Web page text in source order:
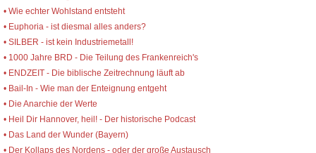
• Wie echter Wohlstand entsteht
• Euphoria - ist diesmal alles anders?
• SILBER - ist kein Industriemetall!
• 1000 Jahre BRD - Die Teilung des Frankenreich's
• ENDZEIT - Die biblische Zeitrechnung läuft ab
• Bail-In - Wie man der Enteignung entgeht
• Die Anarchie der Werte
• Heil Dir Hannover, heil! - Der historische Podcast
• Das Land der Wunder (Bayern)
• Der Kollaps des Nordens - oder der große Austausch